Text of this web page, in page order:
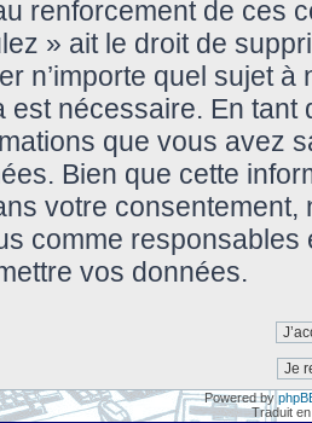
renforcement de ces
» ait le droit de
n’importe quel sujet à
est nécessaire. En tant
que vous avez
Bien que cette
votre
comme
vos données.
Powered by
Traduit